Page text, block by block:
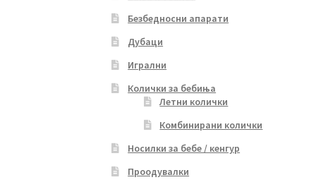
Безбедносни апарати
Дубаци
Игрални
Колички за бебиња
Летни колички
Комбинирани колички
Носилки за бебе / кенгур
Проодувалки